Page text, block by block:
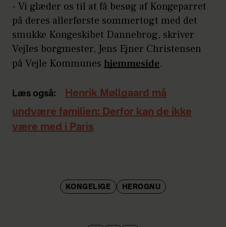
- Vi glæder os til at få besøg af Kongeparret
på deres allerførste sommertogt med det
smukke Kongeskibet Dannebrog, skriver
Vejles borgmester, Jens Ejner Christensen
på Vejle Kommunes hjemmeside.
Læs også:
Henrik Møllgaard må
undvære familien: Derfor kan de ikke
være med i Paris
KONGELIGE HEROGNU